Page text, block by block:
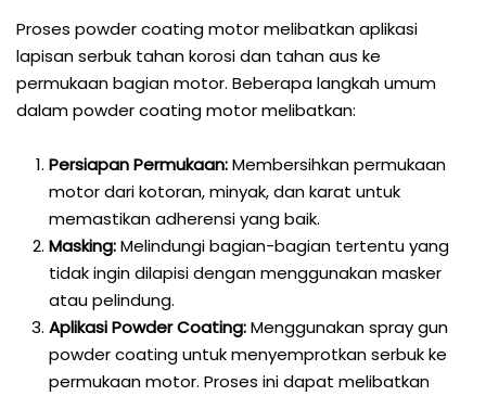
Proses powder coating motor melibatkan aplikasi
lapisan serbuk tahan korosi dan tahan aus ke
permukaan bagian motor. Beberapa langkah umum
dalam powder coating motor melibatkan:
Persiapan Permukaan:Membersihkan permukaan
motor dari kotoran, minyak, dan karat untuk
memastikan adherensi yang baik.
Masking:Melindungi bagian-bagian tertentu yang
tidak ingin dilapisi dengan menggunakan masker
atau pelindung.
Aplikasi Powder Coating:Menggunakan spray gun
powder coating untuk menyemprotkan serbuk ke
permukaan motor. Proses ini dapat melibatkan